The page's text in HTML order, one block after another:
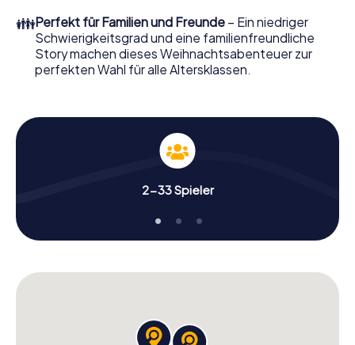
Teambuilding und eine stimmungsvolle
Weihnachtsthematik. Gönnen Sie Ihren Kollegen also
einen unvergesslichen Ausklang des Jahres und planen Sie
unser X-Mas Adventure als Programmpunkt Ihrer
👪Perfekt für Familien und Freunde – Ein niedriger
Schwierigkeitsgrad und eine familienfreundliche
Story machen dieses Weihnachtsabenteuer zur
perfekten Wahl für alle Altersklassen.
2-33 Spieler